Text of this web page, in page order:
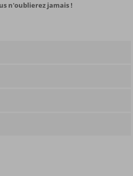
n'oublierez jamais !